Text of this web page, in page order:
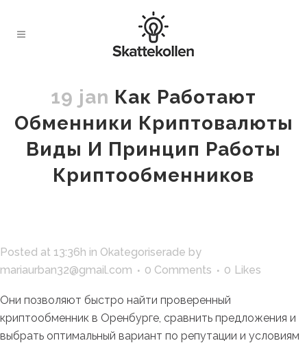
19 jan Как Работают
Обменники Криптовалюты
Виды И Принцип Работы
Криптообменников
Posted at 13:36h in Okategoriserade by
mariaurban32@gmail.com
0 Comments 0 Likes
Они позволяют быстро найти проверенный
криптообменник в Оренбурге, сравнить предложения и
выбрать оптимальный вариант по репутации и условиям